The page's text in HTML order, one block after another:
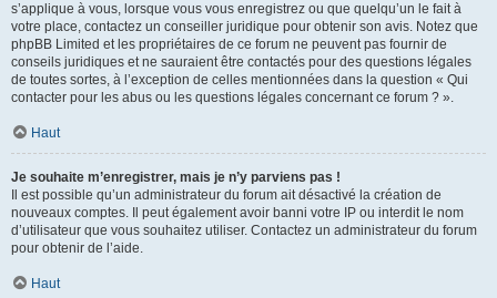
s’applique à vous, lorsque vous vous enregistrez ou que quelqu’un le fait à
votre place, contactez un conseiller juridique pour obtenir son avis. Notez que
phpBB Limited et les propriétaires de ce forum ne peuvent pas fournir de
conseils juridiques et ne sauraient être contactés pour des questions légales
de toutes sortes, à l’exception de celles mentionnées dans la question « Qui
contacter pour les abus ou les questions légales concernant ce forum ? ».
Haut
Je souhaite m’enregistrer, mais je n’y parviens pas !
Il est possible qu’un administrateur du forum ait désactivé la création de
nouveaux comptes. Il peut également avoir banni votre IP ou interdit le nom
d’utilisateur que vous souhaitez utiliser. Contactez un administrateur du forum
pour obtenir de l’aide.
Haut